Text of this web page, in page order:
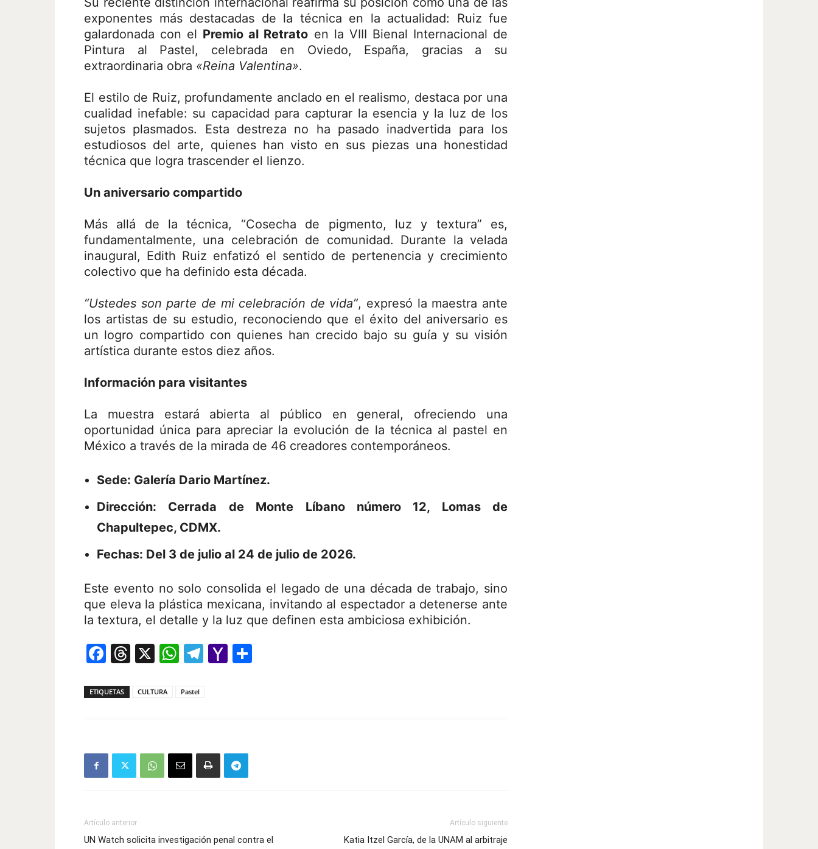
exponentes más destacadas de la técnica en la actualidad: Ruiz fue
galardonada con el Premio al Retrato en la VIII Bienal Internacional de
Pintura al Pastel, celebrada en Oviedo, España, gracias a su
extraordinaria obra «Reina Valentina».
El estilo de Ruiz, profundamente anclado en el realismo, destaca por una
cualidad inefable: su capacidad para capturar la esencia y la luz de los
sujetos plasmados. Esta destreza no ha pasado inadvertida para los
estudiosos del arte, quienes han visto en sus piezas una honestidad
técnica que logra trascender el lienzo.
Un aniversario compartido
Más allá de la técnica, “Cosecha de pigmento, luz y textura” es,
fundamentalmente, una celebración de comunidad. Durante la velada
inaugural, Edith Ruiz enfatizó el sentido de pertenencia y crecimiento
colectivo que ha definido esta década.
“Ustedes son parte de mi celebración de vida”, expresó la maestra ante
los artistas de su estudio, reconociendo que el éxito del aniversario es
un logro compartido con quienes han crecido bajo su guía y su visión
artística durante estos diez años.
Información para visitantes
La muestra estará abierta al público en general, ofreciendo una
oportunidad única para apreciar la evolución de la técnica al pastel en
México a través de la mirada de 46 creadores contemporáneos.
Sede: Galería Dario Martínez.
Dirección: Cerrada de Monte Líbano número 12, Lomas de
Chapultepec, CDMX.
Fechas: Del 3 de julio al 24 de julio de 2026.
Este evento no solo consolida el legado de una década de trabajo, sino
que eleva la plástica mexicana, invitando al espectador a detenerse ante
la textura, el detalle y la luz que definen esta ambiciosa exhibición.
Facebook
Threads
X WhatsApp
Telegram
Yahoo
ETIQUETAS CULTURA Pastel
Artículo anterior
UN Watch solicita investigación penal contra el
Artículo siguiente
Katia Itzel García, de la UNAM al arbitraje